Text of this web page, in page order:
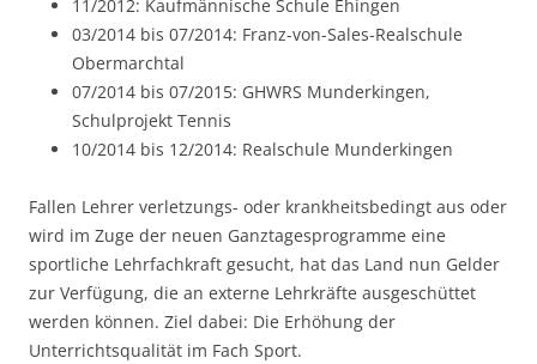
11/2012: Kaufmännische Schule Ehingen
03/2014 bis 07/2014: Franz-von-Sales-Realschule
Obermarchtal
07/2014 bis 07/2015: GHWRS Munderkingen,
Schulprojekt Tennis
10/2014 bis 12/2014: Realschule Munderkingen
Fallen Lehrer verletzungs- oder krankheitsbedingt aus oder
wird im Zuge der neuen Ganztagesprogramme eine
sportliche Lehrfachkraft gesucht, hat das Land nun Gelder
zur Verfügung, die an externe Lehrkräfte ausgeschüttet
werden können. Ziel dabei: Die Erhöhung der
Unterrichtsqualität im Fach Sport.